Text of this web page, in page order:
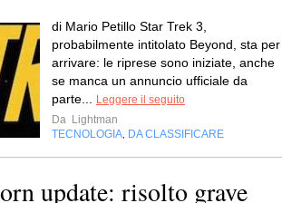
di Mario Petillo Star Trek 3,
probabilmente intitolato Beyond, sta per
arrivare: le riprese sono iniziate, anche
se manca un annuncio ufficiale da
parte...
Leggere il seguito
Da Lightman
TECNOLOGIA DA CLASSIFICARE
update: risolto grave